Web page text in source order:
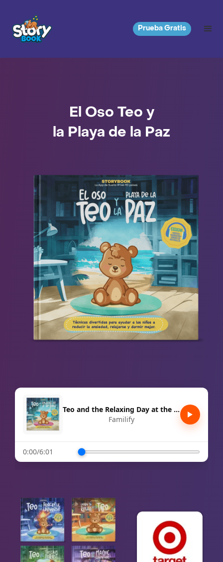
Prueba Gratis
El Oso Teo y
la Playa de la Paz
Teo and the Relaxing Day at the Beach
Familify
0:00/6:01